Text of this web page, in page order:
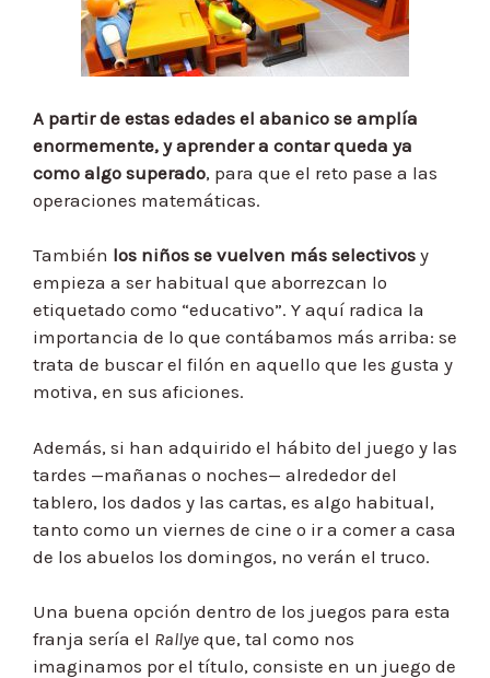
A partir de estas edades el abanico se amplía
enormemente, y aprender a contar queda ya
como algo superado, para que el reto pase a las
operaciones matemáticas.
También los niños se vuelven más selectivos y
empieza a ser habitual que aborrezcan lo
etiquetado como “educativo”. Y aquí radica la
importancia de lo que contábamos más arriba: se
trata de buscar el filón en aquello que les gusta y
motiva, en sus aficiones.
Además, si han adquirido el hábito del juego y las
tardes —mañanas o noches— alrededor del
tablero, los dados y las cartas, es algo habitual,
tanto como un viernes de cine o ir a comer a casa
de los abuelos los domingos, no verán el truco.
Una buena opción dentro de los juegos para esta
franja sería el Rallye que, tal como nos
imaginamos por el título, consiste en un juego de